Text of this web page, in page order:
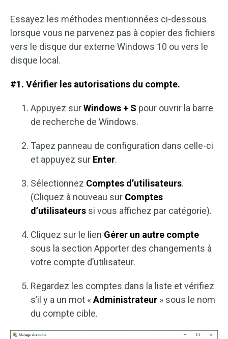
Essayez les méthodes mentionnées ci-dessous
lorsque vous ne parvenez pas à copier des fichiers
vers le disque dur externe Windows 10 ou vers le
disque local.
#1. Vérifier les autorisations du compte.
Appuyez surWindows + S pour ouvrir la barre
de recherche de Windows.
Tapez panneau de configuration dans celle-ci
et appuyez sur Enter.
Sélectionnez Comptes d’utilisateurs.
(Cliquez à nouveau sur Comptes
d’utilisateurs si vous affichez par catégorie).
Cliquez sur le lien Gérer un autre compte
sous la section Apporter des changements à
votre compte d’utilisateur.
Regardez les comptes dans la liste et vérifiez
s’il y a un mot «Administrateur » sous le nom
du compte cible.